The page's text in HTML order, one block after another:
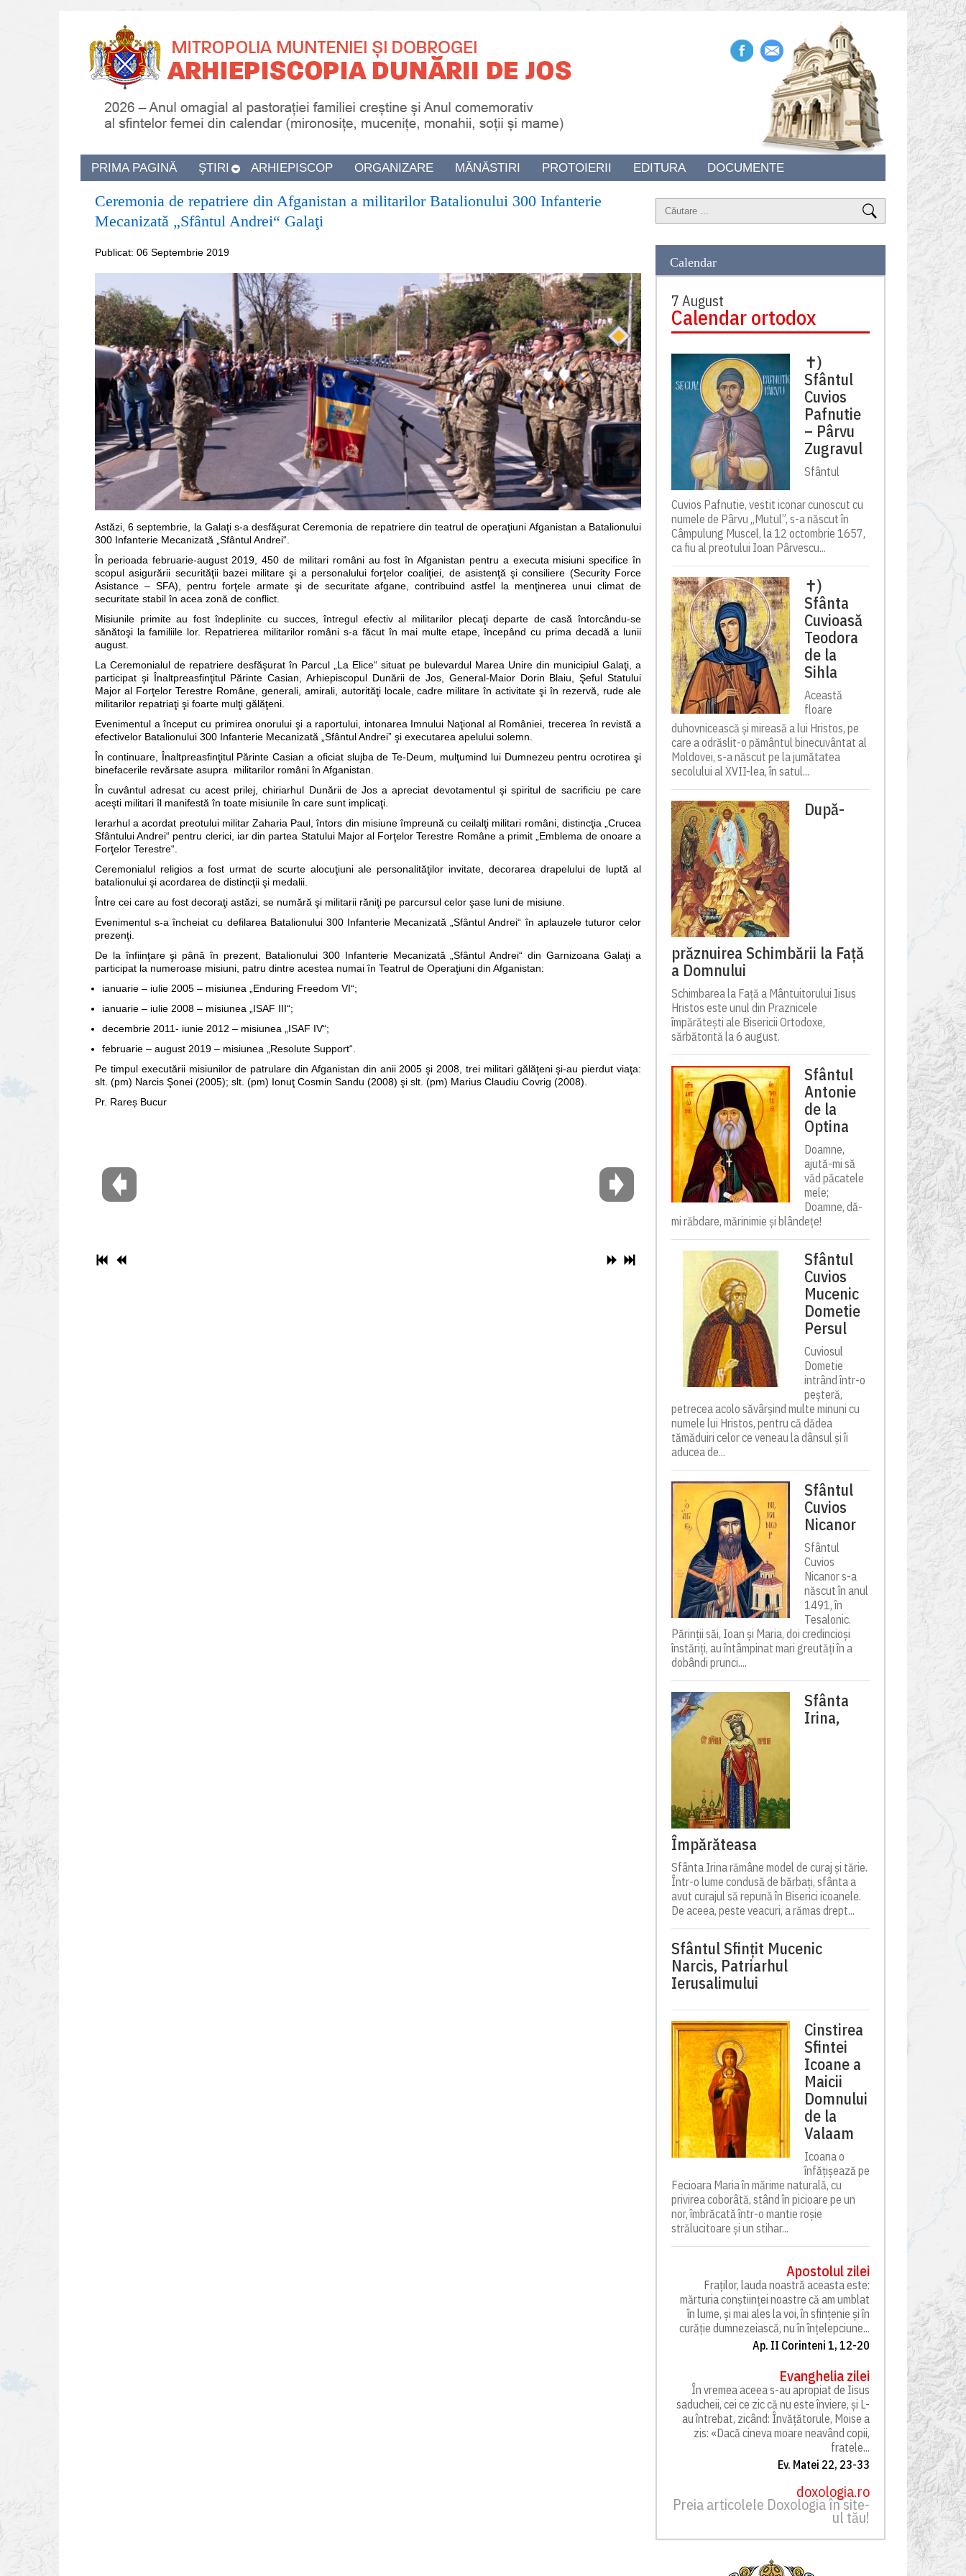
PRIMA PAGINĂ ŞTIRI ARHIEPISCOP ORGANIZARE MĂNĂSTIRI PROTOIERII EDITURA DOCUMENTE
Ceremonia de repatriere din Afganistan a militarilor Batalionului 300 Infanterie
Mecanizată „Sfântul Andrei“ Galaţi
Publicat: 06 Septembrie 2019
Astăzi, 6 septembrie, la Galaţi s-a desfăşurat Ceremonia de repatriere din teatrul de operaţiuni Afganistan a Batalionului
300 Infanterie Mecanizată „Sfântul Andrei“.
În perioada februarie-august 2019, 450 de militari români au fost în Afganistan pentru a executa misiuni specifice în
scopul asigurării securităţii bazei militare şi a personalului forţelor coaliţiei, de asistenţă şi consiliere (Security Force
Asistance – SFA), pentru forţele armate şi de securitate afgane, contribuind astfel la menţinerea unui climat de
securitate stabil în acea zonă de conflict.
Misiunile primite au fost îndeplinite cu succes, întregul efectiv al militarilor plecaţi departe de casă întorcându-se
sănătoşi la familiile lor. Repatrierea militarilor români s-a făcut în mai multe etape, începând cu prima decadă a lunii
august.
La Ceremonialul de repatriere desfăşurat în Parcul „La Elice“ situat pe bulevardul Marea Unire din municipiul Galaţi, a
participat şi Înaltpreasfinţitul Părinte Casian, Arhiepiscopul Dunării de Jos, General-Maior Dorin Blaiu, Şeful Statului
Major al Forţelor Terestre Române, generali, amirali, autorităţi locale, cadre militare în activitate şi în rezervă, rude ale
militarilor repatriaţi şi foarte mulţi gălăţeni.
Evenimentul a început cu primirea onorului şi a raportului, intonarea Imnului Naţional al României, trecerea în revistă a
efectivelor Batalionului 300 Infanterie Mecanizată „Sfântul Andrei” şi executarea apelului solemn.
În continuare, Înaltpreasfinţitul Părinte Casian a oficiat slujba de Te-Deum, mulţumind lui Dumnezeu pentru ocrotirea şi
binefacerile revărsate asupra militarilor români în Afganistan.
În cuvântul adresat cu acest prilej, chiriarhul Dunării de Jos a apreciat devotamentul şi spiritul de sacrificiu pe care
aceşti militari îl manifestă în toate misiunile în care sunt implicaţi.
Ierarhul a acordat preotului militar Zaharia Paul, întors din misiune împreună cu ceilalţi militari români, distincţia „Crucea
Sfântului Andrei“ pentru clerici, iar din partea Statului Major al Forţelor Terestre Române a primit „Emblema de onoare a
Forţelor Terestre“.
Ceremonialul religios a fost urmat de scurte alocuţiuni ale personalităţilor invitate, decorarea drapelului de luptă al
batalionului şi acordarea de distincţii şi medalii.
Între cei care au fost decoraţi astăzi, se numără şi militarii răniţi pe parcursul celor şase luni de misiune.
Evenimentul s-a încheiat cu defilarea Batalionului 300 Infanterie Mecanizată „Sfântul Andrei“ în aplauzele tuturor celor
prezenţi.
De la înfiinţare şi până în prezent, Batalionului 300 Infanterie Mecanizată „Sfântul Andrei“ din Garnizoana Galaţi a
participat la numeroase misiuni, patru dintre acestea numai în Teatrul de Operaţiuni din Afganistan:
ianuarie – iulie 2005 – misiunea „Enduring Freedom VI“;
ianuarie – iulie 2008 – misiunea „ISAF III“;
decembrie 2011- iunie 2012 – misiunea „ISAF IV“;
februarie – august 2019 – misiunea „Resolute Support“.
Pe timpul executării misiunilor de patrulare din Afganistan din anii 2005 şi 2008, trei militari gălăţeni şi-au pierdut viaţa:
slt. (pm) Narcis Şonei (2005); slt. (pm) Ionuţ Cosmin Sandu (2008) şi slt. (pm) Marius Claudiu Covrig (2008).
Pr. Rareș Bucur
Calendar
7 August
Calendar ortodox
✝)
Sfântul
Cuvios
Pafnutie
– Pârvu
Zugravul
Sfântul
Cuvios Pafnutie, vestit iconar cunoscut cu
numele de Pârvu „Mutul”, s-a născut în
Câmpulung Muscel, la 12 octombrie 1657,
ca fiu al preotului Ioan Pârvescu...
✝)
Sfânta
Cuvioasă
Teodora
de la
Sihla
Această
floare
duhovnicească și mireasă a lui Hristos, pe
care a odrăslit-o pământul binecuvântat al
Moldovei, s-a născut pe la jumătatea
secolului al XVII-lea, în satul...
După-
prăznuirea Schimbării la Față
a Domnului
Schimbarea la Față a Mântuitorului Iisus
Hristos este unul din Praznicele
împărătești ale Bisericii Ortodoxe,
sărbătorită la 6 august.
Sfântul
Antonie
de la
Optina
Doamne,
ajută-mi să
văd păcatele
mele;
Doamne, dă-
mi răbdare, mărinimie şi blândeţe!
Sfântul
Cuvios
Mucenic
Dometie
Persul
Cuviosul
Dometie
intrând într-o
peșteră,
petrecea acolo săvârșind multe minuni cu
numele lui Hristos, pentru că dădea
tămăduiri celor ce veneau la dânsul și îi
aducea de...
Sfântul
Cuvios
Nicanor
Sfântul
Cuvios
Nicanor s-a
născut în anul
1491, în
Tesalonic.
Părinții săi, Ioan și Maria, doi credincioși
înstăriți, au întâmpinat mari greutăți în a
dobândi prunci....
Sfânta
Irina,
Împărăteasa
Sfânta Irina rămâne model de curaj și tărie.
Într-o lume condusă de bărbați, sfânta a
avut curajul să repună în Biserici icoanele.
De aceea, peste veacuri, a rămas drept...
Sfântul Sfinţit Mucenic
Narcis, Patriarhul
Ierusalimului
Cinstirea
Sfintei
Icoane a
Maicii
Domnului
de la
Valaam
Icoana o
înfățișează pe
Fecioara Maria în mărime naturală, cu
privirea coborâtă, stând în picioare pe un
nor, îmbrăcată într-o mantie roșie
strălucitoare și un stihar...
Apostolul zilei
Fraților, lauda noastră aceasta este:
mărturia conștiinței noastre că am umblat
în lume, și mai ales la voi, în sfințenie și în
curăție dumnezeiască, nu în înțelepciune...
Ap. II Corinteni 1, 12-20
Evanghelia zilei
În vremea aceea s-au apropiat de Iisus
saducheii, cei ce zic că nu este înviere, și L-
au întrebat, zicând: Învățătorule, Moise a
zis: «Dacă cineva moare neavând copii,
fratele...
Ev. Matei 22, 23-33
doxologia.ro
Preia articolele Doxologia în site-
ul tău!